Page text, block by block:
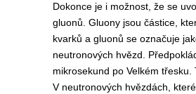
Dokonce je i možnost, že se
gluonů. Gluony jsou částice,
kvarků a gluonů se označuje
neutronových hvězd.
mikrosekund po Velkém
V neutronových hvězdách,